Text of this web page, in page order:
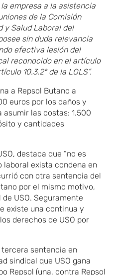
empresa a la asistencia
de la Comisión
y Salud Laboral del
sin duda relevancia
efectiva lesión del
reconocido en el artículo
10.3.2º de la LOLS”.
a Repsol Butano a
euros por los daños y
las costas: 1.500
y cantidades
destaca que “no es
laboral exista condena en
con otra sentencia del
por el mismo motivo,
USO. Seguramente
existe una continua y
derechos de USO por
sentencia en
sindical que USO gana
Repsol (una, contra Repsol